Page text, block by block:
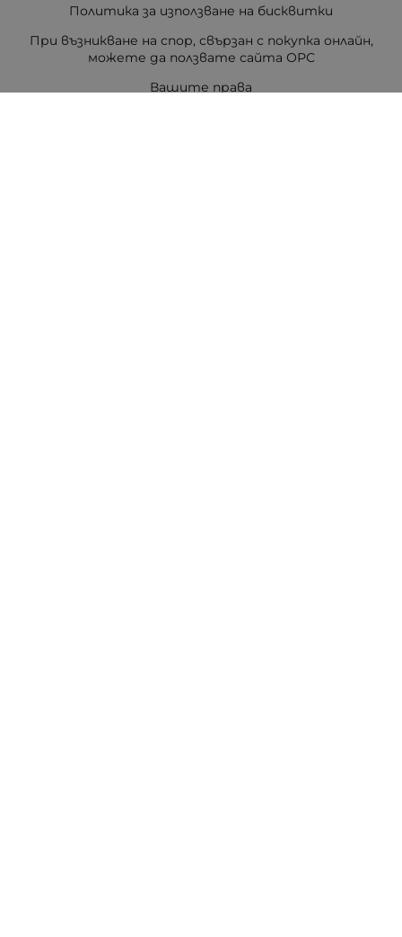
Политика за използване на бисквитки
При възникване на спор, свързан с покупка онлайн,
можете да ползвате сайта ОРС
Вашите права